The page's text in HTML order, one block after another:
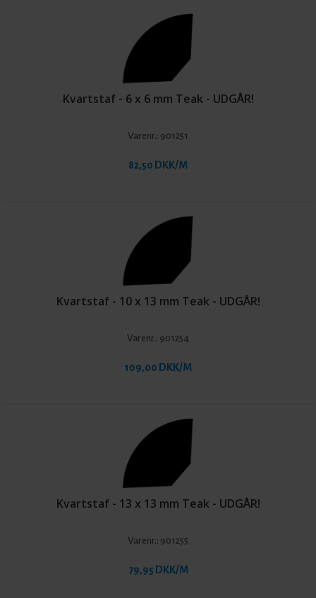
Kvartstaf - 6 x 6 mm Teak - UDGÅR!
Varenr.: 901251
82,50 DKK/M
Kvartstaf - 10 x 13 mm Teak - UDGÅR!
Varenr.: 901254
109,00 DKK/M
Kvartstaf - 13 x 13 mm Teak - UDGÅR!
Varenr.: 901255
79,95 DKK/M